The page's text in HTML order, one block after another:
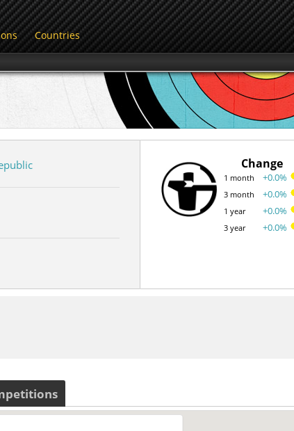
Countries
Change
1 month
3 month
1 year
3 year
+0.0%
+0.0%
+0.0%
+0.0%